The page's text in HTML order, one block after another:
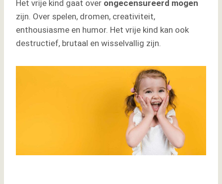
Het vrije kind gaat over ongecensureerd mogen
zijn. Over spelen, dromen, creativiteit,
enthousiasme en humor. Het vrije kind kan ook
destructief, brutaal en wisselvallig zijn.